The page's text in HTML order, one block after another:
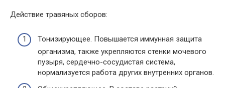
Действие травяных сборов:
Тонизирующее. Повышается иммунная защита
организма, также укрепляются стенки мочевого
пузыря, сердечно-сосудистая система,
нормализуется работа других внутренних органов.